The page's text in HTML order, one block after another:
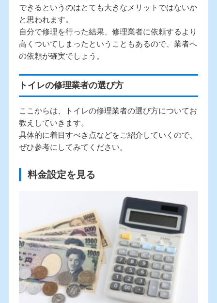
できるというのはとても大きなメリットではないか
と思われます。
自分で修理を行った結果、修理業者に依頼するより
高くついてしまったということもあるので、業者へ
の依頼が確実でしょう。
トイレの修理業者の選び方
ここからは、トイレの修理業者の選び方についてお
教えしていきます。
具体的に着目すべき点などをご紹介していくので、
ぜひ参考にしてみてください。
料金設定を見る